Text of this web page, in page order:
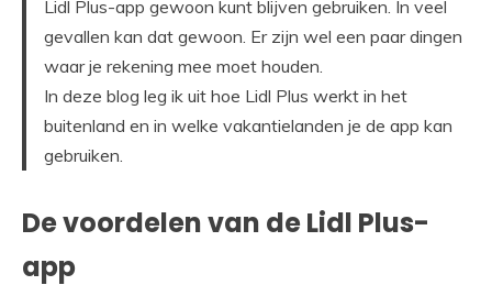
Lidl Plus-app gewoon kunt blijven gebruiken. In veel
gevallen kan dat gewoon. Er zijn wel een paar dingen
waar je rekening mee moet houden.
In deze blog leg ik uit hoe Lidl Plus werkt in het
buitenland en in welke vakantielanden je de app kan
gebruiken.
De voordelen van de Lidl Plus-
app